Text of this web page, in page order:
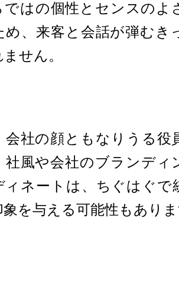
ではの個性とセンスのよ
め、来客と会話が弾むき
せん。
会社の顔ともなりうる役
社風や会社のブランディ
ィネートは、ちぐはぐで
象を与える可能性もあり